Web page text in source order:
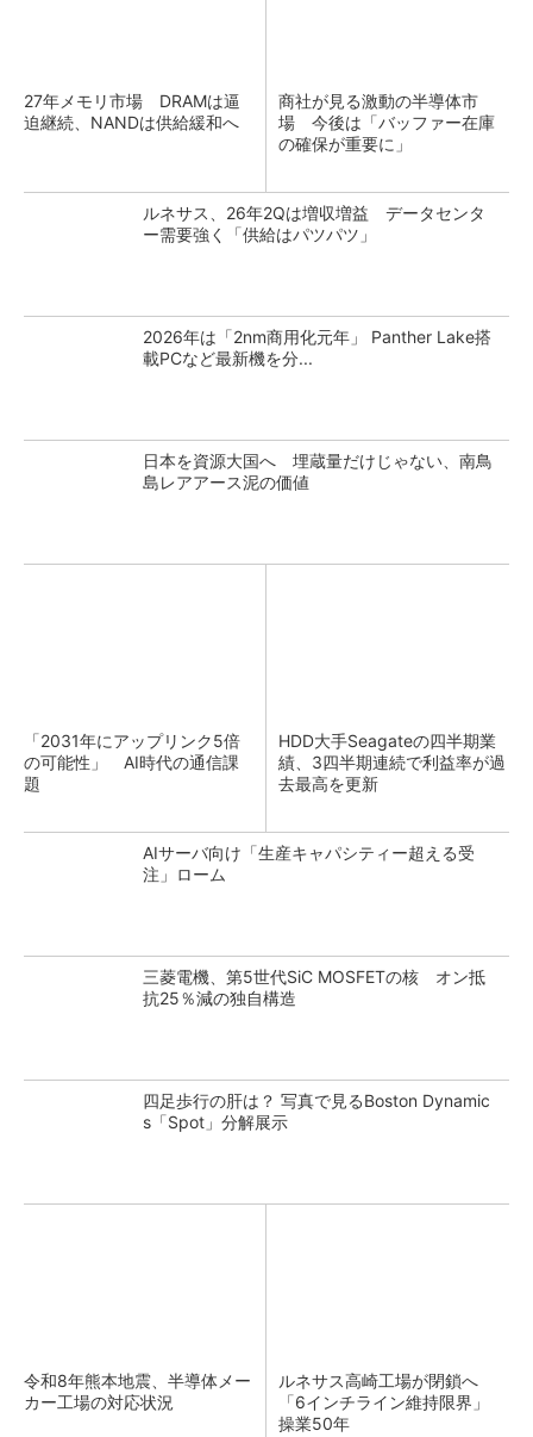
27年メモリ市場 DRAMは逼
迫継続、NANDは供給緩和へ
商社が見る激動の半導体市
場 今後は「バッファー在庫
の確保が重要に」
ルネサス、26年2Qは増収増益 データセンタ
ー需要強く「供給はパツパツ」
2026年は「2nm商用化元年」 Panther Lake搭
載PCなど最新機を分...
日本を資源大国へ 埋蔵量だけじゃない、南鳥
島レアアース泥の価値
「2031年にアップリンク5倍
の可能性」 AI時代の通信課
題
HDD大手Seagateの四半期業
績、3四半期連続で利益率が過
去最高を更新
AIサーバ向け「生産キャパシティー超える受
注」ローム
三菱電機、第5世代SiC MOSFETの核 オン抵
抗25％減の独自構造
四足歩行の肝は？ 写真で見るBoston Dynamic
s「Spot」分解展示
令和8年熊本地震、半導体メー
カー工場の対応状況
ルネサス高崎工場が閉鎖へ
「6インチライン維持限界」
操業50年